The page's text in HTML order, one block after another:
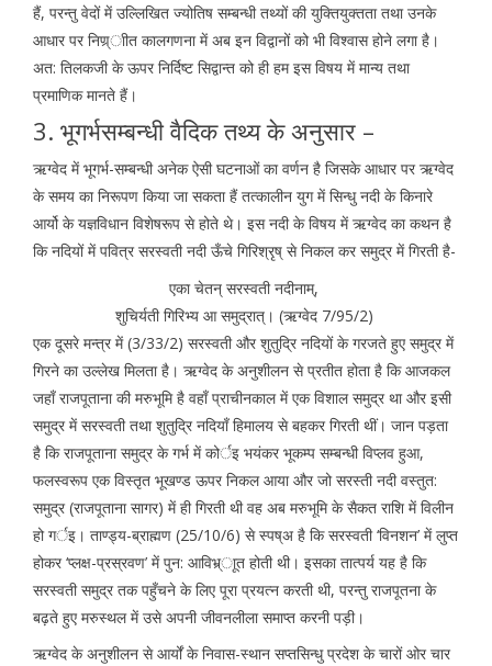
हैं, परन्तु वेदों में उल्लिखित ज्योतिष सम्बन्धी तथ्यों की युक्तियुक्तता तथा उनके
आधार पर निण्र्ाीत कालगणना में अब इन विद्वानों को भी विश्वास होने लगा है।
अत: तिलकजी के ऊपर निर्दिष्ट सिद्वान्त को ही हम इस विषय में मान्य तथा
प्रमाणिक मानते हैं।
3. भूगर्भसम्बन्धी वैदिक तथ्य के अनुसार –
ऋग्वेद में भूगर्भ-सम्बन्धी अनेक ऐसी घटनाओं का वर्णन है जिसके आधार पर ऋग्वेद
के समय का निरूपण किया जा सकता हैं तत्कालीन युग में सिन्धु नदी के किनारे
आर्यो के यज्ञविधान विशेषरूप से होते थे। इस नदी के विषय में ऋग्वेद का कथन है
कि नदियों में पवित्र सरस्वती नदी ऊँचे गिरिश्रृष् से निकल कर समुद्र में गिरती है-
एका चेतन् सरस्वती नदीनाम्,
शुचिर्यती गिरिभ्य आ समुद्रात्। (ऋग्वेद 7/95/2)
एक दूसरे मन्त्र में (3/33/2) सरस्वती और शुतुद्रि नदियों के गरजते हुए समुद्र में
गिरने का उल्लेख मिलता है। ऋग्वेद के अनुशीलन से प्रतीत होता है कि आजकल
जहाँ राजपूताना की मरुभूमि है वहाँ प्राचीनकाल में एक विशाल समुद्र था और इसी
समुद्र में सरस्वती तथा शुतुद्रि नदियाँ हिमालय से बहकर गिरती थीं। जान पड़ता
है कि राजपूताना समुद्र के गर्भ में कोर्इ भयंकर भूकम्प सम्बन्धी विप्लव हुआ,
फलस्वरूप एक विस्तृत भूखण्ड ऊपर निकल आया और जो सरस्ती नदी वस्तुत:
समुद्र (राजपूताना सागर) में ही गिरती थी वह अब मरुभूमि के सैकत राशि में विलीन
हो गर्इ। ताण्ड्य-ब्राह्मण (25/10/6) से स्पष्अ है कि सरस्वती ‘विनशन’ में लुप्त
होकर ‘प्लक्ष-प्रस्रवण’ में पुन: आविभ्र्ाूत होती थी। इसका तात्पर्य यह है कि
सरस्वती समुद्र तक पहुँचने के लिए पूरा प्रयत्न करती थी, परन्तु राजपूतना के
बढ़ते हुए मरुस्थल में उसे अपनी जीवनलीला समाप्त करनी पड़ी।
ऋग्वेद के अनुशीलन से आर्यों के निवास-स्थान सप्तसिन्धु प्रदेश के चारों ओर चार